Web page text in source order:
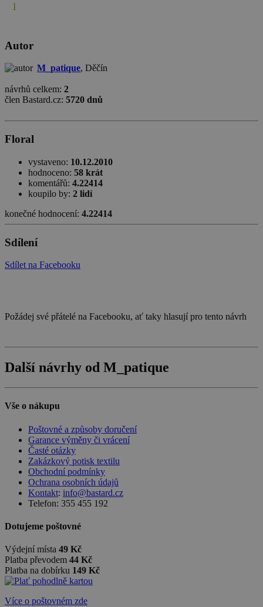
1
Autor
M_patique, Děčín
návrhů celkem: 2
člen Bastard.cz: 5720 dnů
Floral
vystaveno: 10.12.2010
hodnoceno: 58 krát
komentářů: 4.22414
koupilo by: 2 lidí
konečné hodnocení: 4.22414
Sdílení
Sdílet na Facebooku
Požádej své přátelé na Facebooku, ať taky hlasují pro tento návrh
Další návrhy od M_patique
Vše o nákupu
Poštovné a způsoby doručení
Garance výměny či vrácení
Časté otázky
Zakázkový potisk textilu
Obchodní podmínky
Ochrana osobních údajů
Kontakt: info@bastard.cz
Telefon: 355 455 192
Dotujeme poštovné
Výdejní místa 49 Kč
Platba převodem 44 Kč
Platba na dobírku 149 Kč
Více o poštovném zde